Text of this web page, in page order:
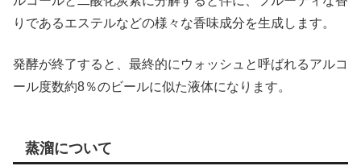
りであるエステルなどの様々な香味成分を生成します。
発酵が終了すると、最終的にウォッシュと呼ばれるアルコ
ール度数約8％のビールに似た液体になります。
蒸溜について